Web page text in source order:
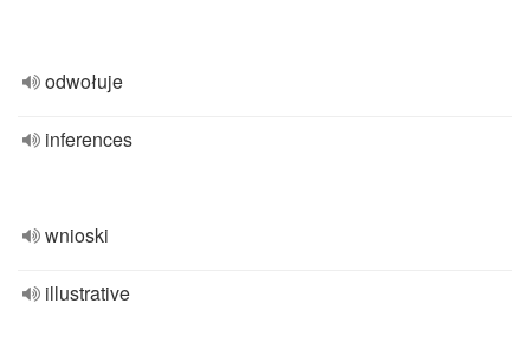
odwołuje
inferences
wnioski
illustrative